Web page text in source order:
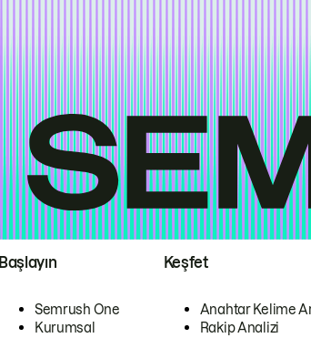
Başlayın
Semrush One
Kurumsal
Keşfet
Anahtar Kelime
Rakip Analizi